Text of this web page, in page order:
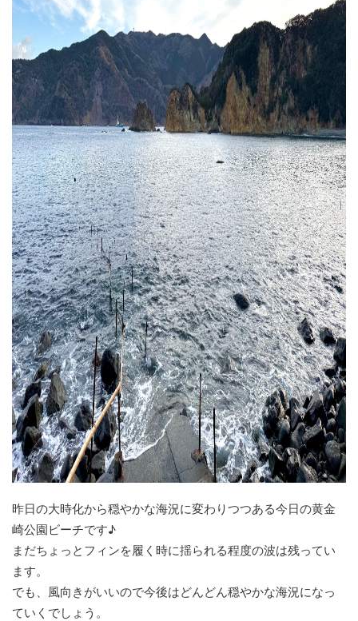
昨日の大時化から穏やかな海況に変わりつつある今日の黄金
崎公園ビーチです♪
まだちょっとフィンを履く時に揺られる程度の波は残ってい
ます。
でも、風向きがいいので今後はどんどん穏やかな海況になっ
ていくでしょう。